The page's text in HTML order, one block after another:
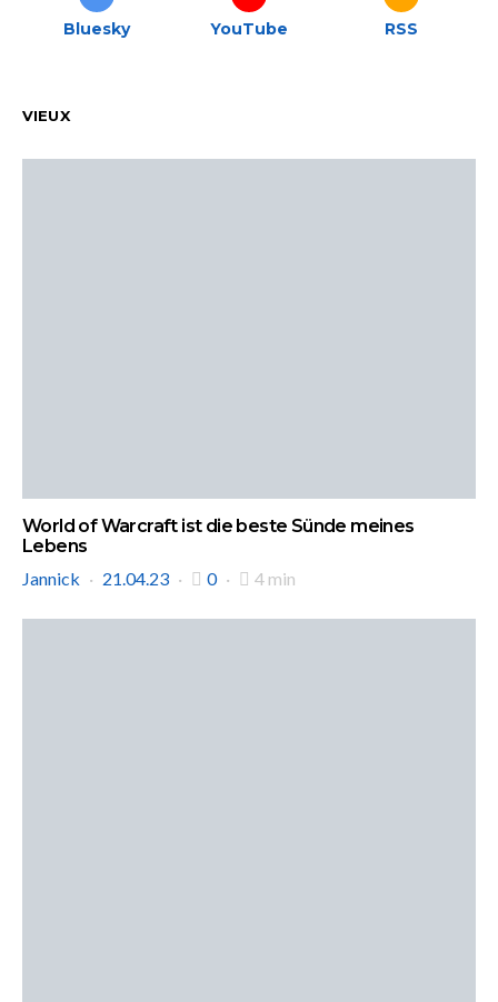
Bluesky YouTube RSS
VIEUX
World of Warcraft ist die beste Sünde meines
Lebens
Jannick
21.04.23 0 4 min